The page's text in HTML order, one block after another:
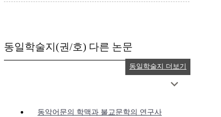
동일학술지(권/호) 다른 논문
동악어문의 학맥과 불교문학의 연구사
동일학술지 더보기